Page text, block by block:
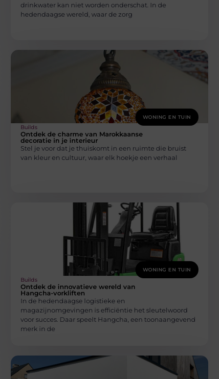
drinkwater kan niet worden onderschat. In de
hedendaagse wereld, waar de zorg
WONING EN TUIN
Builds
Ontdek de charme van Marokkaanse
decoratie in je interieur
Stel je voor dat je thuiskomt in een ruimte die bruist
van kleur en cultuur, waar elk hoekje een verhaal
WONING EN TUIN
Builds
Ontdek de innovatieve wereld van
Hangcha-vorkliften
In de hedendaagse logistieke en
magazijnomgevingen is efficiëntie het sleutelwoord
voor succes. Daar speelt Hangcha, een toonaangevend
merk in de